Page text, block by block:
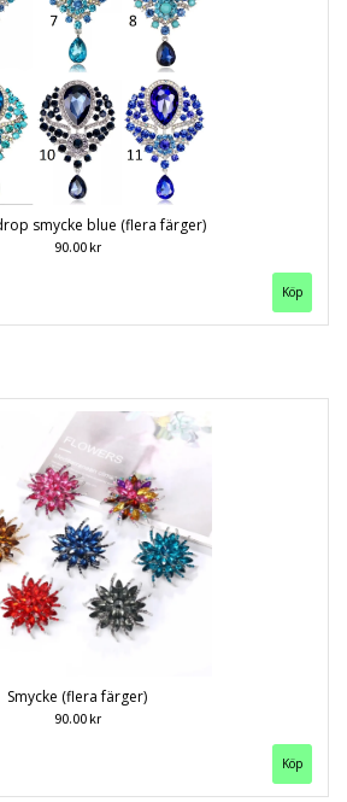
smycke blue (flera färger)
90.00 kr
Köp
Smycke (flera färger)
90.00 kr
Köp